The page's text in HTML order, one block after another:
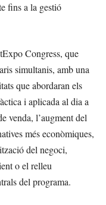
fins a la gestió
Congress, que
simultanis, amb una
que abordaran els
i aplicada al dia a
venda, l’augment del
més econòmiques,
del negoci,
o el relleu
del programa.